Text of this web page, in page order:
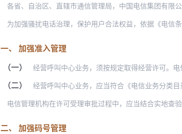
各省、自治区、直辖市通信管理局，中国电信集团有限
一、 加强准入管理
（一）
经营呼叫中心业务，须按规定取得经营许可。电信管理机
（二） 经营呼叫中心业务，应当符合《电信业务分类目录（
二、 加强码号管理